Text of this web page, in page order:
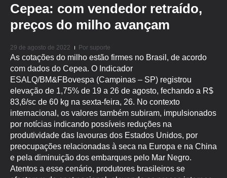
Cepea: com vendedor retraído,
preços do milho avançam
29 de agosto de 2022 Por suporte
As cotações do milho estão firmes no Brasil, de acordo
com dados do Cepea. O Indicador
ESALQ/BM&FBovespa (Campinas – SP) registrou
elevação de 1,75% de 19 a 26 de agosto, fechando a R$
83,6/sc de 60 kg na sexta-feira, 26. No contexto
internacional, os valores também subiram, impulsionados
por notícias indicando possíveis reduções na
produtividade das lavouras dos Estados Unidos, por
preocupações relacionadas à seca na Europa e na China
e pela diminuição dos embarques pelo Mar Negro.
Atentos a esse cenário, produtores brasileiros se